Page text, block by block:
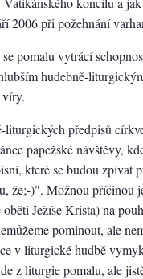
2006 při požehnání
pomalu vytrácí
hudebně-
víry.
předpisů
papežské návštěvy,
které se budou zpívat
že;-)". Možnou příčinou
Ježíše Krista) na
pominout, ale
v liturgické hudbě
z liturgie pomalu, ale